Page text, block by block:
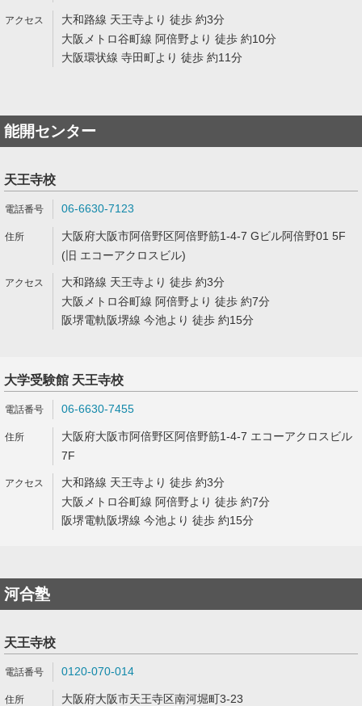
大和路線 天王寺より 徒歩 約3分
大阪メトロ谷町線 阿倍野より 徒歩 約10分
大阪環状線 寺田町より 徒歩 約11分
能開センター
天王寺校
06-6630-7123
大阪府大阪市阿倍野区阿倍野筋1-4-7 Gビル阿倍野01 5F
(旧 エコーアクロスビル)
大和路線 天王寺より 徒歩 約3分
大阪メトロ谷町線 阿倍野より 徒歩 約7分
阪堺電軌阪堺線 今池より 徒歩 約15分
大学受験館 天王寺校
06-6630-7455
大阪府大阪市阿倍野区阿倍野筋1-4-7 エコーアクロスビル
7F
大和路線 天王寺より 徒歩 約3分
大阪メトロ谷町線 阿倍野より 徒歩 約7分
阪堺電軌阪堺線 今池より 徒歩 約15分
河合塾
天王寺校
0120-070-014
大阪府大阪市天王寺区南河堀町3-23